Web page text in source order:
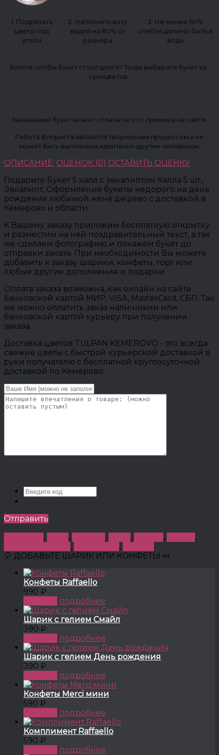
1. Подрезать
цветы под
углом
2. Наполнить вазу
водой на 80% от
размера
3. Не менее 60%
стебля должно быть в
воде
Хотите, чтобы букет стоял долго? Тогда выберите букет из
сухоцветов
Заказанный букет может отличаться от примера на сайте.
Работа флориста является творческим процессом и не
может быть выполнена идентично другим человеком.
ОПИСАНИЕ: ОЦЕНОК (0) ОСТАВИТЬ ОЦЕНКУ
Подарите Букет 5 калл с эвкалиптом Калла 5 шт.,
Эвкалипт, Оформление букеты недорого на день
рождения любимой жене дешево с доставкой в
Кемерово и области
К Вашему заказу приложим бесплатную открытку
и разместим на ней поздравительный текст, а так
же сделаем фотографию и покажем букет до
отправки заказа. При необходимости Вы можете
добавить к заказу шарики, конфеты, торт или
любые другие дополнения и подарки.
Оплата заказа возможна, как онлайн на сайте
банковской картой МИР, VISA, MasterCard, СБП. Так
же можно оплатить заказ наличными или
банковской картой курьеру при получении
заказа.
Доставка цветов TULPAN KEMEROVO - это всегда
свежие цветы с быстрой курьерской доставкой в
руки получателю с бесплатной круглосуточной
доставкой по Кемерово.
Отправить
, , , , ,
,
, ,
🎈 ДОБАВЬТЕ ШАРИК ИЛИ КОНФЕТЫ 🍬
Конфеты Raffaello
990 ₽
подробнее
Шарик с гелием Смайл
390 ₽
подробнее
Шарик с гелием День рождения
390 ₽
подробнее
Конфеты Merci мини
590 ₽
подробнее
Комплимент Raffaello
590 ₽
подробнее